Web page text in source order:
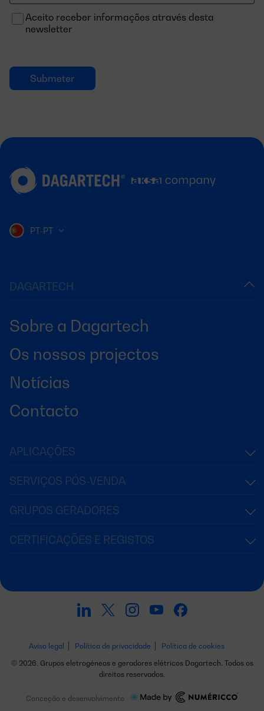
electrónico
Aceito receber informações através desta
newsletter
DAGARTECH
Sobre a Dagartech
Os nossos projectos
Notícias
Contacto
PT-PT
APLICAÇÕES
SERVIÇOS PÓS-VENDA
GRUPOS GERADORES
CERTIFICAÇÕES E REGISTOS
Aviso legal Política de privacidade
Política de cookies
© 2026. Grupos eletrogéneos e geradores elétricos Dagartech. Todos os
direitos reservados.
Conceção e desenvolvimento